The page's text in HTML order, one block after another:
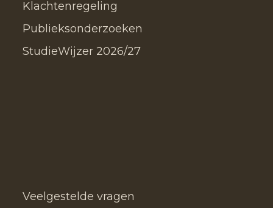
Klachtenregeling
Publieksonderzoeken
StudieWijzer 2026/27
Veelgestelde vragen